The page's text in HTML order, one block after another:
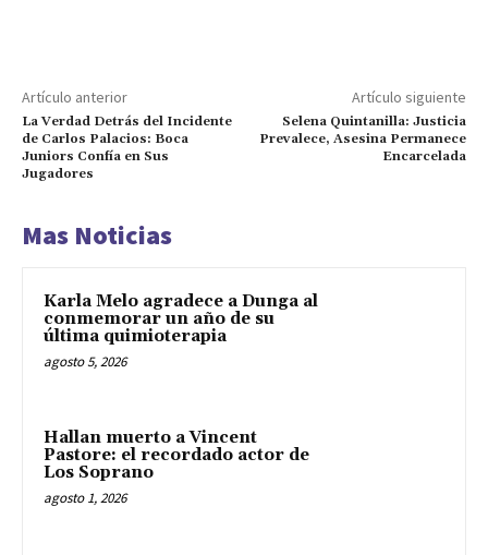
Artículo anterior
La Verdad Detrás del Incidente
de Carlos Palacios: Boca
Juniors Confía en Sus
Jugadores
Artículo siguiente
Selena Quintanilla: Justicia
Prevalece, Asesina Permanece
Encarcelada
Mas Noticias
Karla Melo agradece a Dunga al
conmemorar un año de su
última quimioterapia
agosto 5, 2026
Hallan muerto a Vincent
Pastore: el recordado actor de
Los Soprano
agosto 1, 2026